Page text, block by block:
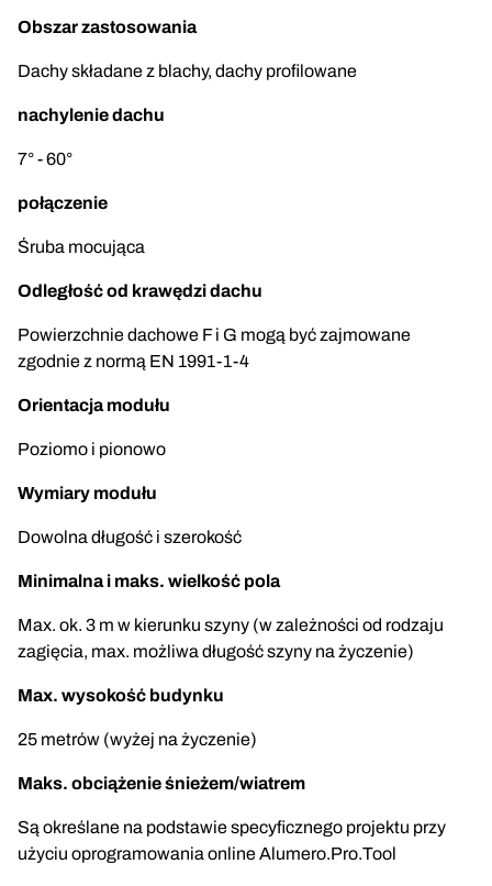
Obszar zastosowania
Dachy składane z blachy, dachy profilowane
nachylenie dachu
7° - 60°
połączenie
Śruba mocująca
Odległość od krawędzi dachu
Powierzchnie dachowe F i G mogą być zajmowane
zgodnie z normą EN 1991-1-4
Orientacja modułu
Poziomo i pionowo
Wymiary modułu
Dowolna długość i szerokość
Minimalna i maks. wielkość pola
Max. ok. 3 m w kierunku szyny (w zależności od rodzaju
zagięcia, max. możliwa długość szyny na życzenie)
Max. wysokość budynku
25 metrów (wyżej na życzenie)
Maks. obciążenie śnieżem/wiatrem
Są określane na podstawie specyficznego projektu przy
użyciu oprogramowania online Alumero.Pro.Tool